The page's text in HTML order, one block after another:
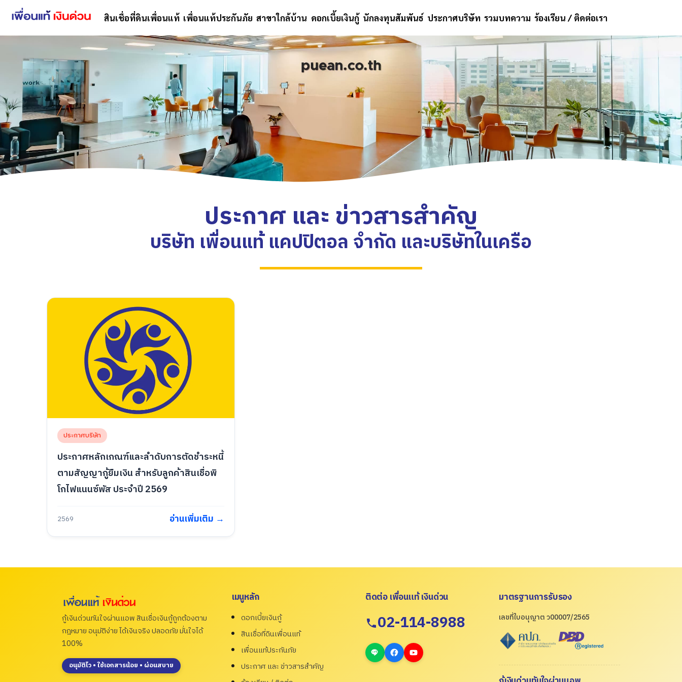
สินเชื่อที่ดินเพื่อนแท้ เพื่อนแท้ประกันภัย สาขาใกล้บ้าน ดอกเบี้ยเงินกู้ นักลงทุนสัมพันธ์ ประกาศบริษัท รวมบทความ ร้องเรียน / ติดต่อเรา
ประกาศ และ ข่าวสารสำคัญ
บริษัท เพื่อนแท้ แคปปิตอล จำกัด และบริษัทในเครือ
ประกาศบริษัท
ประกาศหลักเกณฑ์และลำดับการตัดชำระหนี้
ตามสัญญากู้ยืมเงิน สำหรับลูกค้าสินเชื่อพิ
โกไฟแนนซ์พัส ประจำปี 2569
2569 อ่านเพิ่มเติม →
กู้เงินด่วนทันใจผ่านแอพ สินเชื่อเงินกู้ถูกต้องตาม
กฎหมาย อนุมัติง่าย ได้เงินจริง ปลอดภัย มั่นใจได้
100%
อนุมัติไว • ใช้เอกสารน้อย • ผ่อนสบาย
เมนูหลัก
ดอกเบี้ยเงินกู้
สินเชื่อที่ดินเพื่อนแท้
เพื่อนแท้ประกันภัย
ประกาศ และ ข่าวสารสำคัญ
ติดต่อ เพื่อนแท้ เงินด่วน
02-114-8988
มาตรฐานการรับรอง
เลขที่ใบอนุญาต ว00007/2565